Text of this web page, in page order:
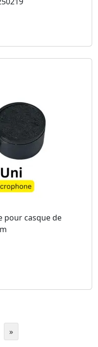
pour casque de
»